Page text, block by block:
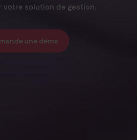
votre solution de gestion.
une démo